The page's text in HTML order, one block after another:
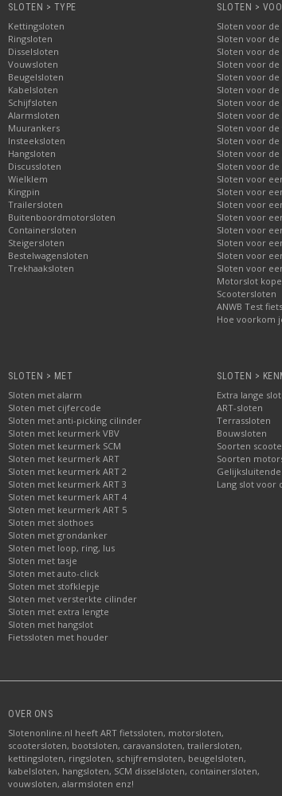
SLOTEN > TYPE
Kettingsloten
Ringsloten
Disselsloten
Vouwsloten
Beugelsloten
Kabelsloten
Schijfsloten
Alarmsloten
Muurankers
Insteeksloten
Hangsloten
Discussloten
Wielklem
Kingpin
Trailersloten
Buitenboordmotorsloten
Containersloten
Steigersloten
Bestelwagensloten
Trekhaaksloten
SLOTEN >
Sloten voor
Sloten voor
Sloten voor de
Sloten voor
Sloten voor de
Sloten voor de
Sloten voor
Sloten voor
Sloten voor
Sloten voor
Sloten voor
Sloten voor
Sloten voor
Sloten voor
Sloten voor
Sloten voor
Sloten voor
Sloten voor
Sloten voor
Sloten voor
Motorslot
Scootersloten
ANWB Test
Hoe voorkom
SLOTEN > MET
Sloten met alarm
Sloten met cijfercode
Sloten met anti-picking cilinder
Sloten met keurmerk VBV
Sloten met keurmerk SCM
Sloten met keurmerk ART
Sloten met keurmerk ART 2
Sloten met keurmerk ART 3
Sloten met keurmerk ART 4
Sloten met keurmerk ART 5
Sloten met slothoes
Sloten met grondanker
Sloten met loop, ring, lus
Sloten met tasje
Sloten met auto-click
Sloten met stofklepje
Sloten met versterkte cilinder
Sloten met extra lengte
Sloten met hangslot
Fietssloten met houder
SLOTEN >
Extra lange
ART-sloten
Terrassloten
Bouwsloten
Soorten
Soorten
Lang slot voor
OVER ONS
Slotenonline.nl heeft ART fietssloten, motorsloten,
scootersloten, bootsloten, caravansloten, trailersloten,
kettingsloten, ringsloten, schijfremsloten, beugelsloten,
kabelsloten, hangsloten, SCM disselsloten, containersloten,
vouwsloten, alarmsloten enz!